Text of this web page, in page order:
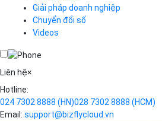
VPN
Traffic Manager
Cloud VPS
Videos
Giải pháp doanh nghiệp
Chuyển đổi số
Videos
Liên hệ×
Hotline:
024 7302 8888 (HN)028 7302 8888 (HCM)
Email: support@bizflycloud.vn